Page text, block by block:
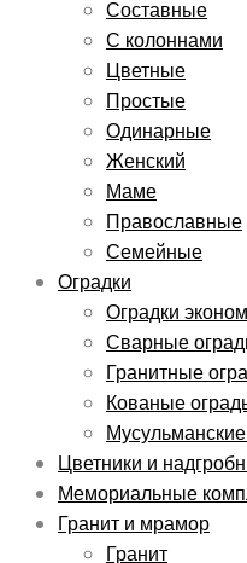
Составные
С колоннами
Цветные
Простые
Одинарные
Женский
Маме
Православные
Семейные
Оградки
Оградки эконом
Сварные
Гранитные
Кованые
Цветники и
Мемориальные
Гранит и мрамор
Гранит